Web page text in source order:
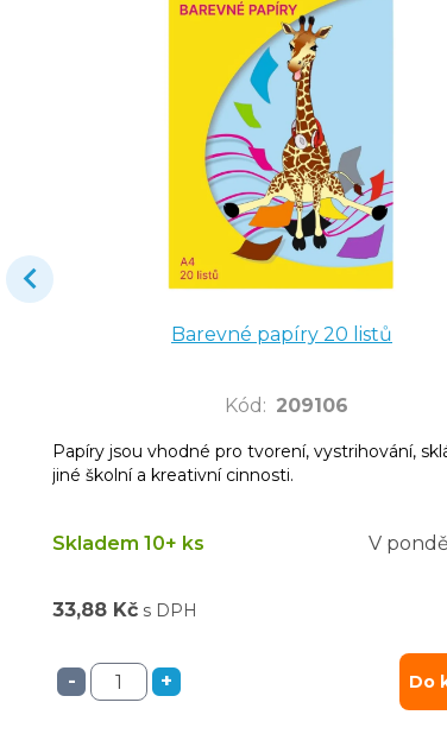
Barevné papíry 20 listů
Kód : 209106
Papíry jsou vhodné pro tvorení, vystrihování,
jiné školní a kreativní cinnosti.
Skladem 10+ ks V
33,88 Kč s DPH
- + Do